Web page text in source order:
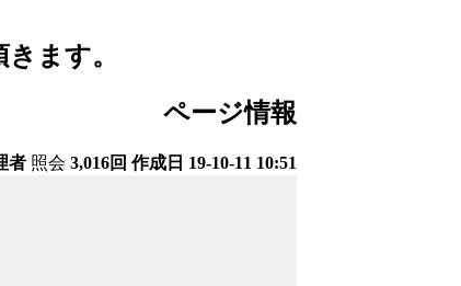
ます。
ページ情報
者 照会 3,016回 作成日 19-10-11 10:51